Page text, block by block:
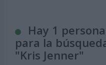
Hay 1
para la
"Kris Jenner"